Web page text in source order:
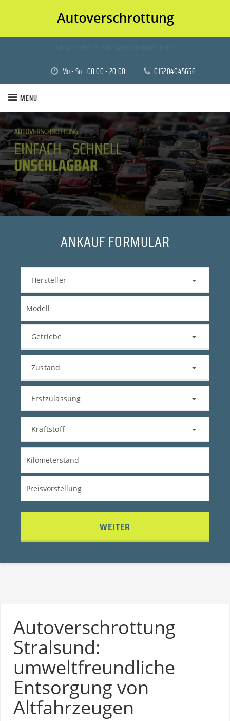
Mo - So : 08:00 - 20:00 015204045656
MENU
ANKAUF FORMULAR
Hersteller
Getriebe
Zustand
Erstzulassung
Kraftstoff
WEITER
Autoverschrottung
Stralsund:
umweltfreundliche
Entsorgung von
Altfahrzeugen